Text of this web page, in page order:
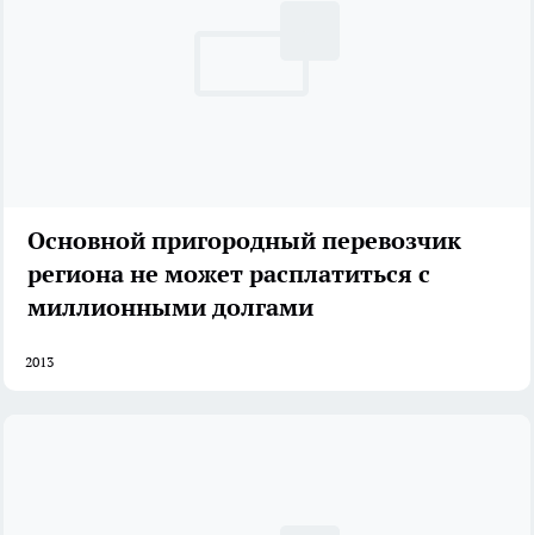
Основной пригородный перевозчик
региона не может расплатиться с
миллионными долгами
2013